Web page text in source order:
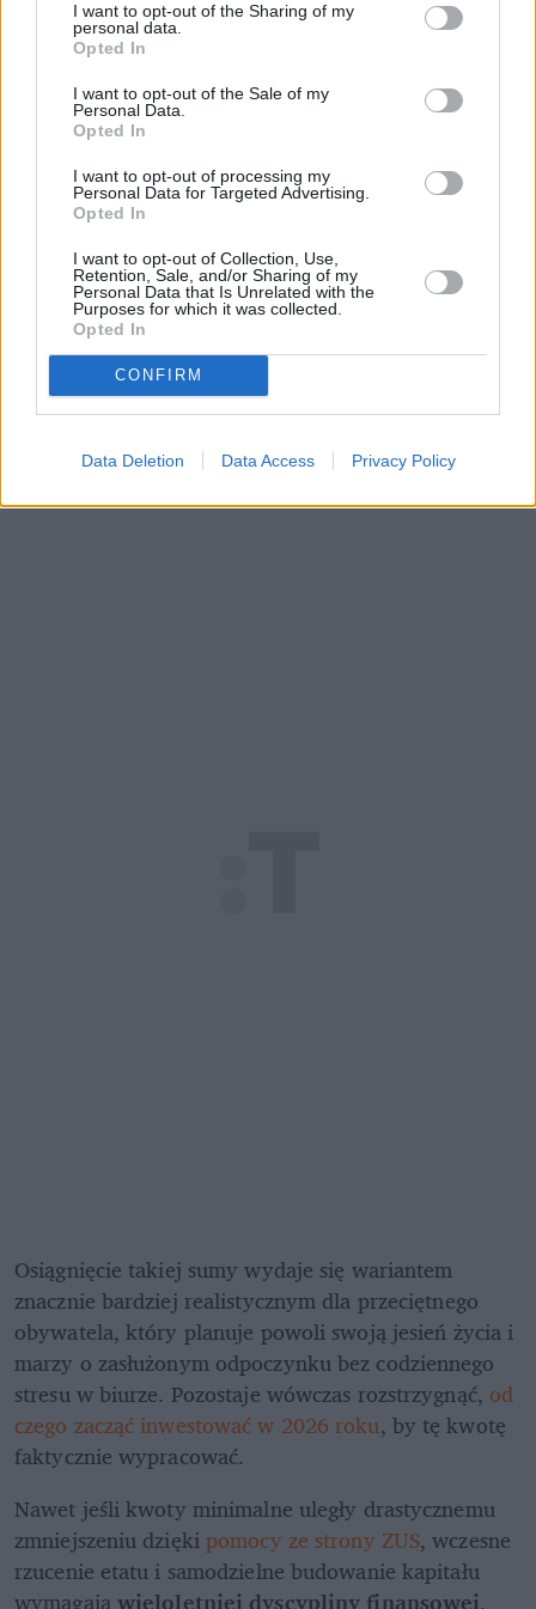
I want to opt-out of the Sharing of my
personal data.
Opted In
I want to opt-out of the Sale of my
Personal Data.
Opted In
I want to opt-out of processing my
Personal Data for Targeted Advertising.
Opted In
I want to opt-out of Collection, Use,
Retention, Sale, and/or Sharing of my
Personal Data that Is Unrelated with the
Purposes for which it was collected.
Opted In
CONFIRM
Data Deletion Data Access Privacy Policy
Z ustaleń "Gazety Prawnej" wynika, że to
świadczenie może tu zadziałać jak prawdziwy game
changer. Zgromadzone oszczędności na starość mają
w takim układzie zaledwie pokrywać różnicę między
gwarantowaną wypłatą państwową a faktycznymi
potrzebami.
Jeśli sześćdziesięciolatek oczekuje 3 tysięcy złotych
emerytury, to do zaplanowanego budżetu na
poziomie 4 tysięcy brakuje mu tylko
złotych miesięcznie. Wykorzystując standardową
strategię 4 proc., potrzebny majątek spada
drastycznie z 1,2 miliona do zaledwie 300 tysięcy
złotych.
REKLAMA
Osiągnięcie takiej sumy wydaje się wariantem
znacznie bardziej realistycznym dla przeciętnego
obywatela, który planuje powoli swoją jesień życia i
marzy o zasłużonym odpoczynku bez codziennego
stresu w biurze. Pozostaje wówczas rozstrzygnąć, od
czego zacząć inwestować w 2026 roku, by tę kwotę
faktycznie wypracować.
Nawet jeśli kwoty minimalne uległy drastycznemu
zmniejszeniu dzięki pomocy ze strony ZUS, wczesne
rzucenie etatu i samodzielne budowanie kapitału
wymagają wieloletniej dyscypliny finansowej,